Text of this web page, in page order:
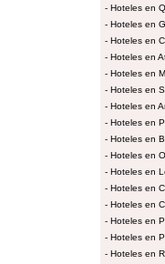
- Hoteles en
- Hoteles en
- Hoteles en
- Hoteles en
- Hoteles en
- Hoteles en
- Hoteles en
- Hoteles en
- Hoteles en
- Hoteles en
- Hoteles en
- Hoteles en
- Hoteles en
- Hoteles en
- Hoteles en
- Hoteles en